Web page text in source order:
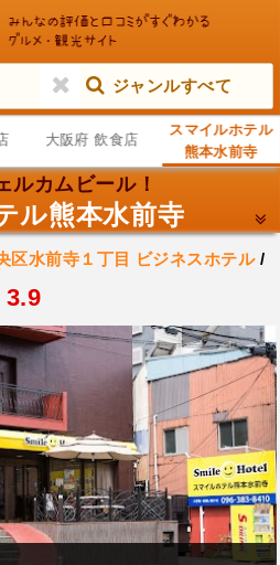
ジャンルすべて
大阪府 飲食店
スマイルホテル
熊本水前寺
ルカムビール！
ル熊本水前寺
区水前寺１丁目 ビジネスホテル/
3.9